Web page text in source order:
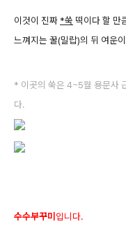
이것이 진짜 *쑥 떡이다 할 만
느껴지는 꿀(밀랍)의 뒤 여운
* 이곳의 쑥은 4~5월 용문사
다.
수수부꾸미 입니다.